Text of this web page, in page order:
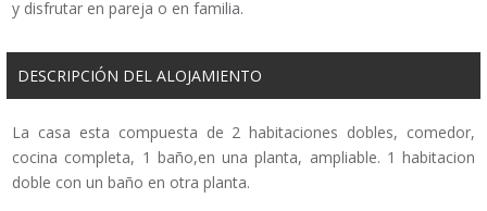
y disfrutar en pareja o en familia.
DESCRIPCIÓN DEL ALOJAMIENTO
La casa esta compuesta de 2 habitaciones dobles, comedor,
cocina completa, 1 baño,en una planta, ampliable. 1 habitacion
doble con un baño en otra planta.